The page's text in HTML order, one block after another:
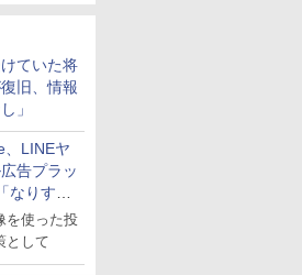
ていた将
旧、情報
」
、LINEヤ
告プラッ
なりすま
化を要請
を使った投
として